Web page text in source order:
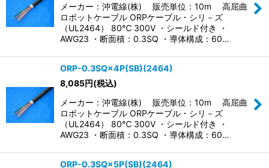
メーカー：沖電線(株) 販売単位：10m 高屈曲
ロボットケーブル ORPケーブル・シリ－ズ
（UL2464） 80℃ 300V ・シールド付き ・
AWG23 ・断面積：0.3SQ ・導体構成：60…
ORP-0.3SQ×4P(SB)(2464)
8,085円(税込)
メーカー：沖電線(株) 販売単位：10m 高屈曲
ロボットケーブル ORPケーブル・シリ－ズ
（UL2464） 80℃ 300V ・シールド付き ・
AWG23 ・断面積：0.3SQ ・導体構成：60…
ORP-0.3SQ×5P(SB)(2464)